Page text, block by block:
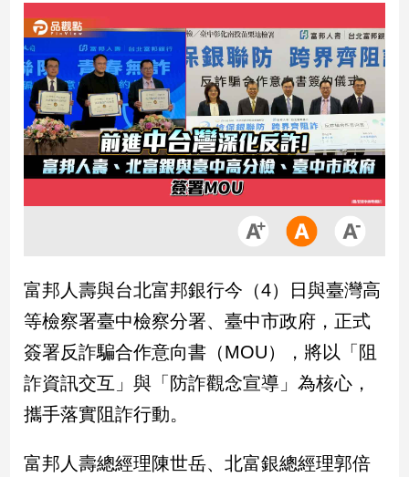
產
經/
股
市
房
地
產
品
政
治
政
治
焦
品
點
富邦人壽與台北富邦銀行今（4）日與臺灣高
等檢察署臺中檢察分署、臺中市政府，正式
簽署反詐騙合作意向書（MOU），將以「阻
詐資訊交互」與「防詐觀念宣導」為核心，
攜手落實阻詐行動。
富邦人壽總經理陳世岳、北富銀總經理郭倍